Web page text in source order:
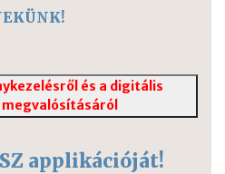
és a digitális
applikációját!